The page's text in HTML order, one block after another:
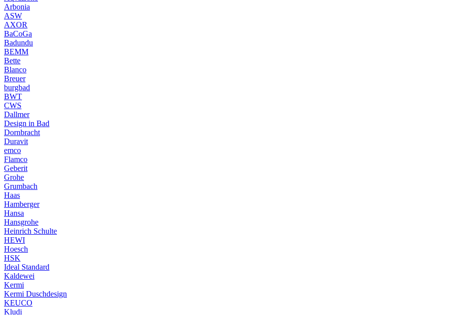
Arbonia
ASW
AXOR
BaCoGa
Badundu
BEMM
Bette
Blanco
Breuer
burgbad
BWT
CWS
Dallmer
Design in Bad
Dornbracht
Duravit
emco
Flamco
Geberit
Grohe
Grumbach
Haas
Hamberger
Hansa
Hansgrohe
Heinrich Schulte
HEWI
Hoesch
HSK
Ideal Standard
Kaldewei
Kermi
Kermi Duschdesign
KEUCO
Kludi